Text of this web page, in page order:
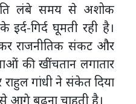
लंबे समय से अशोक
गिर्द घूमती रही है।
राजनीतिक संकट और
की खींचतान लगातार
राहुल गांधी ने संकेत दिया
आगे बढ़ना चाहती है।